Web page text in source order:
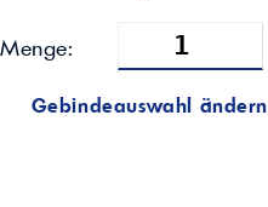
Menge:
Gebindeauswahl ändern